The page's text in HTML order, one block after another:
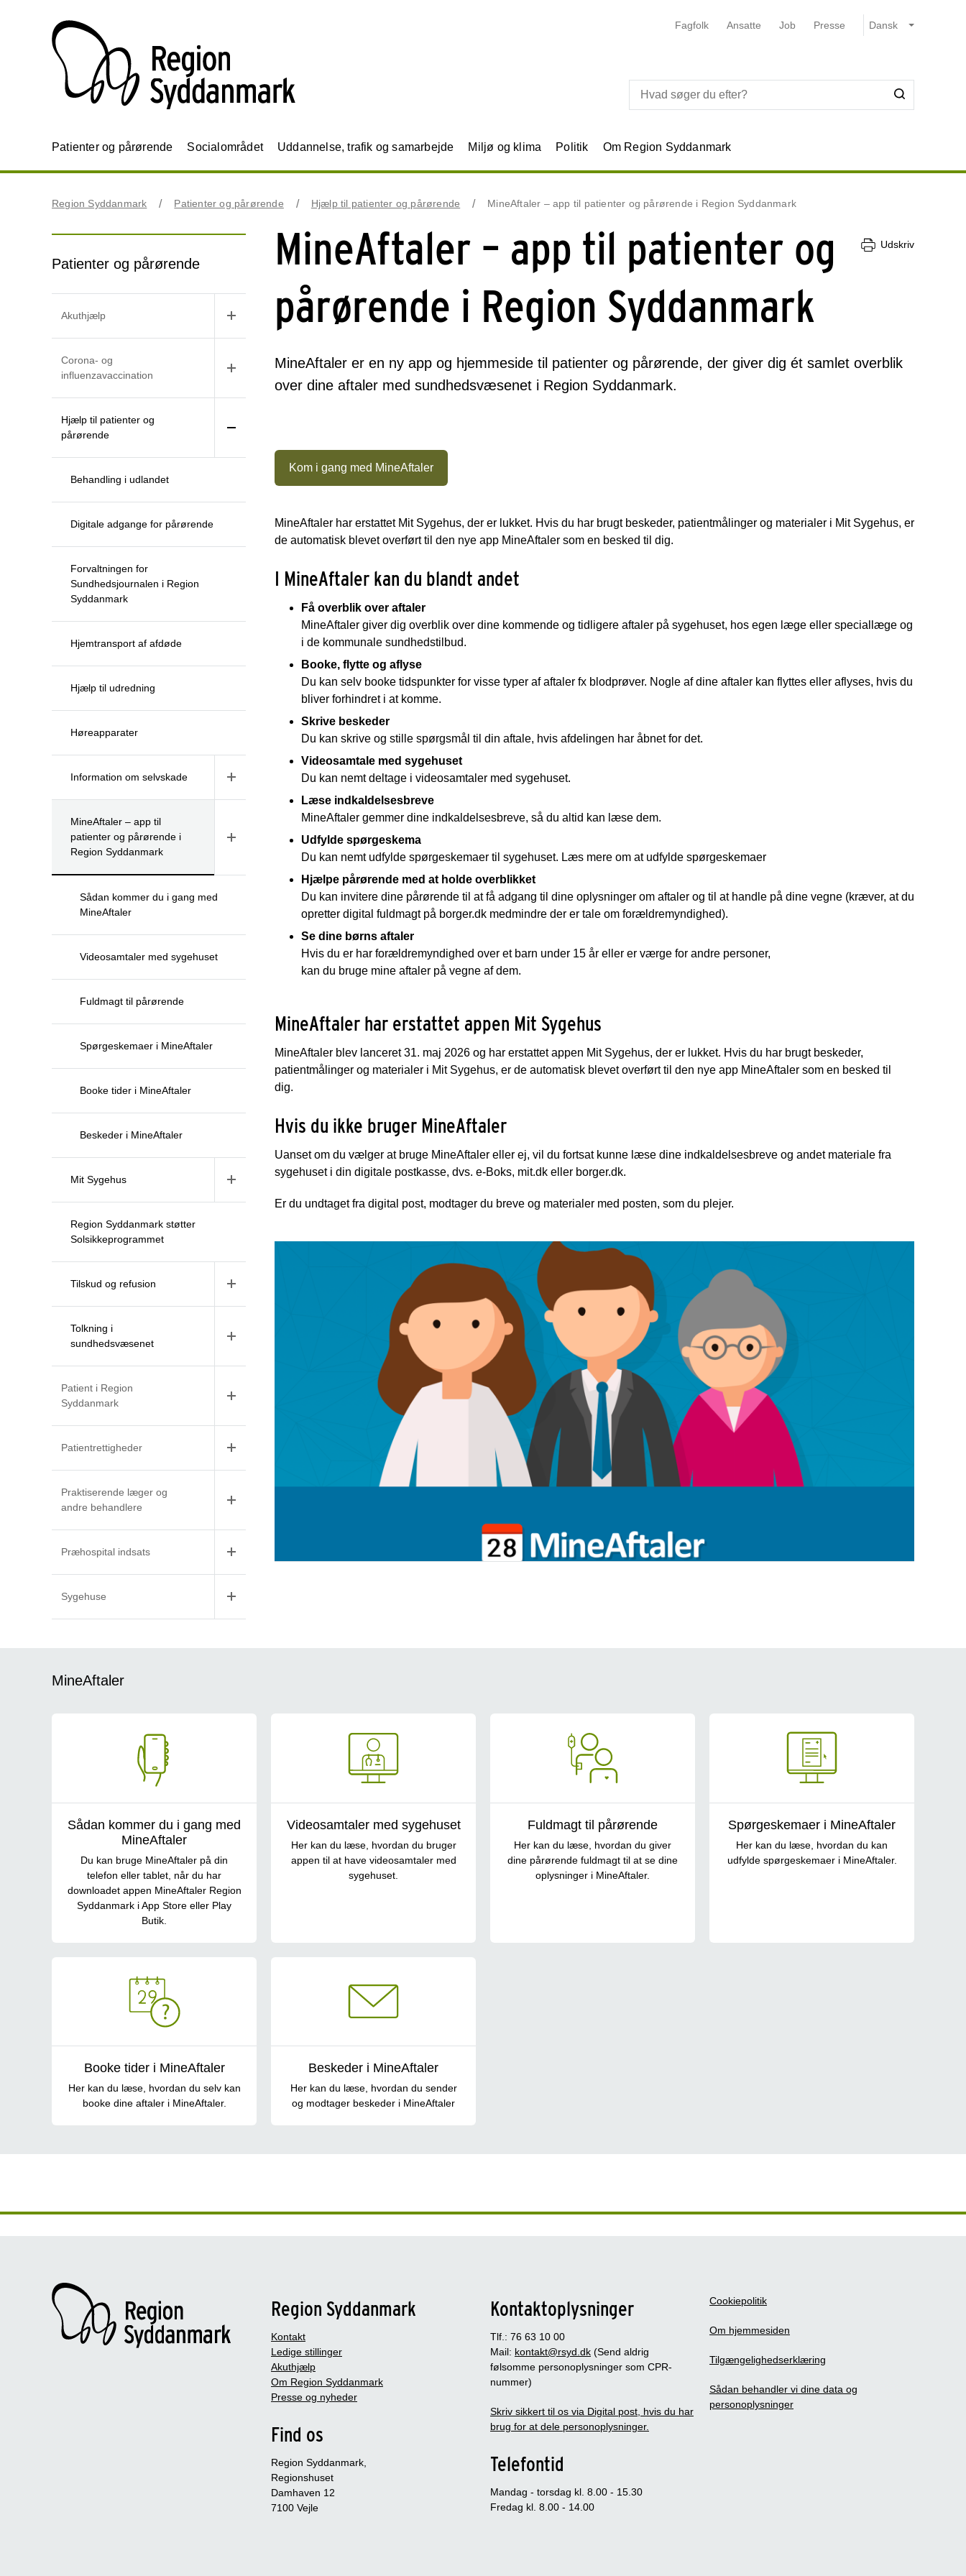
Fagfolk Ansatte Job Presse
Patienter og pårørende Socialområdet Uddannelse, trafik og samarbejde Miljø og klima Politik Om Region Syddanmark
Region Syddanmark Patienter og pårørende Hjælp til patienter og pårørende MineAftaler – app til patienter og pårørende i Region Syddanmark
Patienter og pårørende
Akuthjælp
Corona- og
influenzavaccination
Hjælp til patienter og
pårørende
Behandling i udlandet
Digitale adgange for pårørende
Forvaltningen for
Sundhedsjournalen i Region
Syddanmark
Hjemtransport af afdøde
Hjælp til udredning
Høreapparater
Information om selvskade
MineAftaler – app til
patienter og pårørende i
Region Syddanmark
Sådan kommer du i gang med
MineAftaler
Videosamtaler med sygehuset
Fuldmagt til pårørende
Spørgeskemaer i MineAftaler
Booke tider i MineAftaler
Beskeder i MineAftaler
Mit Sygehus
Region Syddanmark støtter
Solsikkeprogrammet
Tilskud og refusion
Tolkning i
sundhedsvæsenet
Patient i Region
Syddanmark
Patientrettigheder
Praktiserende læger og
andre behandlere
Præhospital indsats
Sygehuse
MineAftaler – app til patienter og
pårørende i Region Syddanmark
Udskriv
MineAftaler er en ny app og hjemmeside til patienter og pårørende, der giver dig ét samlet overblik
over dine aftaler med sundhedsvæsenet i Region Syddanmark.
Kom i gang med MineAftaler
MineAftaler har erstattet Mit Sygehus, der er lukket. Hvis du har brugt beskeder, patientmålinger og materialer i Mit Sygehus, er
de automatisk blevet overført til den nye app MineAftaler som en besked til dig.
I MineAftaler kan du blandt andet
Få overblik over aftaler
MineAftaler giver dig overblik over dine kommende og tidligere aftaler på sygehuset, hos egen læge eller speciallæge og
i de kommunale sundhedstilbud.
Booke, flytte og aflyse
Du kan selv booke tidspunkter for visse typer af aftaler fx blodprøver. Nogle af dine aftaler kan flyttes eller aflyses, hvis du
bliver forhindret i at komme.
Skrive beskeder
Du kan skrive og stille spørgsmål til din aftale, hvis afdelingen har åbnet for det.
Videosamtale med sygehuset
Du kan nemt deltage i videosamtaler med sygehuset.
Læse indkaldelsesbreve
MineAftaler gemmer dine indkaldelsesbreve, så du altid kan læse dem.
Udfylde spørgeskema
Du kan nemt udfylde spørgeskemaer til sygehuset. Læs mere om at udfylde spørgeskemaer
Hjælpe pårørende med at holde overblikket
Du kan invitere dine pårørende til at få adgang til dine oplysninger om aftaler og til at handle på dine vegne (kræver, at du
opretter digital fuldmagt på borger.dk medmindre der er tale om forældremyndighed).
Se dine børns aftaler
Hvis du er har forældremyndighed over et barn under 15 år eller er værge for andre personer,
kan du bruge mine aftaler på vegne af dem.
MineAftaler har erstattet appen Mit Sygehus
MineAftaler blev lanceret 31. maj 2026 og har erstattet appen Mit Sygehus, der er lukket. Hvis du har brugt beskeder,
patientmålinger og materialer i Mit Sygehus, er de automatisk blevet overført til den nye app MineAftaler som en besked til
dig.
Hvis du ikke bruger MineAftaler
Uanset om du vælger at bruge MineAftaler eller ej, vil du fortsat kunne læse dine indkaldelsesbreve og andet materiale fra
sygehuset i din digitale postkasse, dvs. e-Boks, mit.dk eller borger.dk.
Er du undtaget fra digital post, modtager du breve og materialer med posten, som du plejer.
MineAftaler
Sådan kommer du i gang med
MineAftaler
Du kan bruge MineAftaler på din
telefon eller tablet, når du har
downloadet appen MineAftaler Region
Syddanmark i App Store eller Play
Butik.
Videosamtaler med sygehuset
Her kan du læse, hvordan du bruger
appen til at have videosamtaler med
sygehuset.
Fuldmagt til pårørende
Her kan du læse, hvordan du giver
dine pårørende fuldmagt til at se dine
oplysninger i MineAftaler.
Spørgeskemaer i MineAftaler
Her kan du læse, hvordan du kan
udfylde spørgeskemaer i MineAftaler.
Booke tider i MineAftaler
Her kan du læse, hvordan du selv kan
booke dine aftaler i MineAftaler.
Beskeder i MineAftaler
Her kan du læse, hvordan du sender
og modtager beskeder i MineAftaler
Region Syddanmark
Kontakt
Ledige stillinger
Akuthjælp
Om Region Syddanmark
Presse og nyheder
Find os
Region Syddanmark,
Regionshuset
Damhaven 12
7100 Vejle
Kontaktoplysninger
Tlf.: 76 63 10 00
Mail: kontakt@rsyd.dk (Send aldrig
følsomme personoplysninger som CPR-
nummer)
Skriv sikkert til os via Digital post, hvis du har
brug for at dele personoplysninger.
Telefontid
Mandag - torsdag kl. 8.00 - 15.30
Fredag kl. 8.00 - 14.00
Cookiepolitik
Om hjemmesiden
Tilgængelighedserklæring
Sådan behandler vi dine data og
personoplysninger